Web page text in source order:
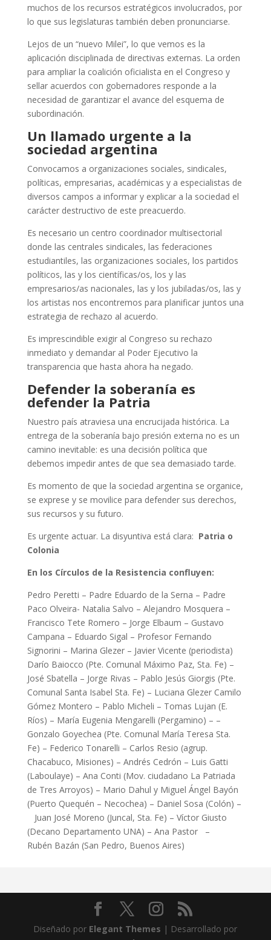
muchos de los recursos estratégicos involucrados, por
lo que sus legislaturas también deben pronunciarse.
Lejos de un “nuevo Milei”, lo que vemos es la
aplicación disciplinada de directivas externas. La orden
para ampliar la coalición oficialista en el Congreso y
sellar acuerdos con gobernadores responde a la
necesidad de garantizar el avance del esquema de
subordinación.
Un llamado urgente a la
sociedad argentina
Convocamos a organizaciones sociales, sindicales,
políticas, empresarias, académicas y a especialistas de
diversos campos a informar y explicar a la sociedad el
carácter destructivo de este preacuerdo.
Es necesario un centro coordinador multisectorial
donde las centrales sindicales, las federaciones
estudiantiles, las organizaciones sociales, los partidos
políticos, las y los científicas/os, los y las
empresarios/as nacionales, las y los jubiladas/os, las y
los artistas nos encontremos para planificar juntos una
estrategia de rechazo al acuerdo.
Es imprescindible exigir al Congreso su rechazo
inmediato y demandar al Poder Ejecutivo la
transparencia que hasta ahora ha negado.
Defender la soberanía es
defender la Patria
Nuestro país atraviesa una encrucijada histórica. La
entrega de la soberanía bajo presión externa no es un
camino inevitable: es una decisión política que
debemos impedir antes de que sea demasiado tarde.
Es momento de que la sociedad argentina se organice,
se exprese y se movilice para defender sus derechos,
sus recursos y su futuro.
Es urgente actuar. La disyuntiva está clara: Patria o
Colonia
En los Círculos de la Resistencia confluyen:
Pedro Peretti – Padre Eduardo de la Serna – Padre
Paco Olveira- Natalia Salvo – Alejandro Mosquera –
Francisco Tete Romero – Jorge Elbaum – Gustavo
Campana – Eduardo Sigal – Profesor Fernando
Signorini – Marina Glezer – Javier Vicente (periodista)
Darío Baiocco (Pte. Comunal Máximo Paz, Sta. Fe) –
José Sbatella – Jorge Rivas – Pablo Jesús Giorgis (Pte.
Comunal Santa Isabel Sta. Fe) – Luciana Glezer Camilo
Gómez Montero – Pablo Micheli – Tomas Lujan (E.
Ríos) – María Eugenia Mengarelli (Pergamino) – –
Gonzalo Goyechea (Pte. Comunal María Teresa Sta.
Fe) – Federico Tonarelli – Carlos Resio (agrup.
Chacabuco, Misiones) – Andrés Cedrón – Luis Gatti
(Laboulaye) – Ana Conti (Mov. ciudadano La Patriada
de Tres Arroyos) – Mario Dahul y Miguel Ángel Bayón
(Puerto Quequén – Necochea) – Daniel Sosa (Colón) –
Juan José Moreno (Juncal, Sta. Fe) – Víctor Giusto
(Decano Departamento UNA) – Ana Pastor –
Rubén Bazán (San Pedro, Buenos Aires)
Diseñado por Elegant Themes | Desarrollado por